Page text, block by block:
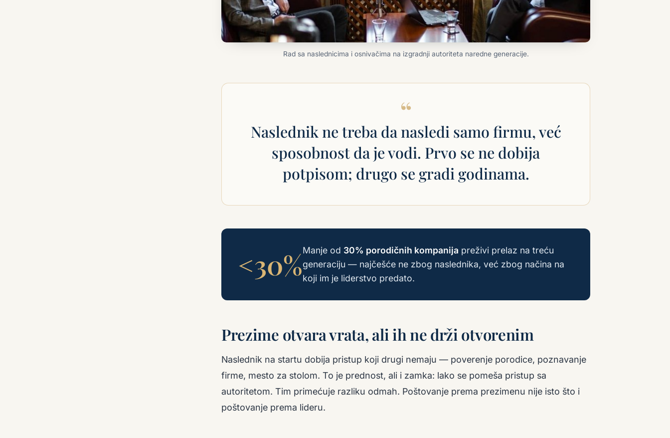
Rad sa naslednicima i osnivačima na izgradnji autoriteta naredne generacije.
“
Naslednik ne treba da nasledi samo firmu, već
sposobnost da je vodi. Prvo se ne dobija
potpisom; drugo se gradi godinama.
<30%Manje od 30% porodičnih kompanija preživi prelaz na treću
generaciju — najčešće ne zbog naslednika, već zbog načina na
koji im je liderstvo predato.
Prezime otvara vrata, ali ih ne drži otvorenim
Naslednik na startu dobija pristup koji drugi nemaju — poverenje porodice, poznavanje
firme, mesto za stolom. To je prednost, ali i zamka: lako se pomeša pristup sa
autoritetom. Tim primećuje razliku odmah. Poštovanje prema prezimenu nije isto što i
poštovanje prema lideru.